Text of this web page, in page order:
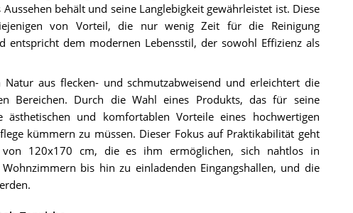
behält und seine Langlebigkeit gewährleistet ist. Diese
von Vorteil, die nur wenig Zeit für die Reinigung
dem modernen Lebensstil, der sowohl Effizienz als
aus flecken- und schmutzabweisend und erleichtert die
Bereichen. Durch die Wahl eines Produkts, das für seine
und komfortablen Vorteile eines hochwertigen
kümmern zu müssen. Dieser Fokus auf Praktikabilität geht
120x170 cm, die es ihm ermöglichen, sich nahtlos in
bis hin zu einladenden Eingangshallen, und die